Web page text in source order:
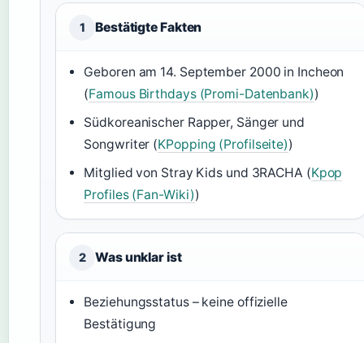
1 Bestätigte Fakten
Geboren am 14. September 2000 in Incheon
(Famous Birthdays (Promi-Datenbank))
Südkoreanischer Rapper, Sänger und
Songwriter (KPopping (Profilseite))
Mitglied von Stray Kids und 3RACHA (Kpop
Profiles (Fan-Wiki))
2 Was unklar ist
Beziehungsstatus – keine offizielle
Bestätigung